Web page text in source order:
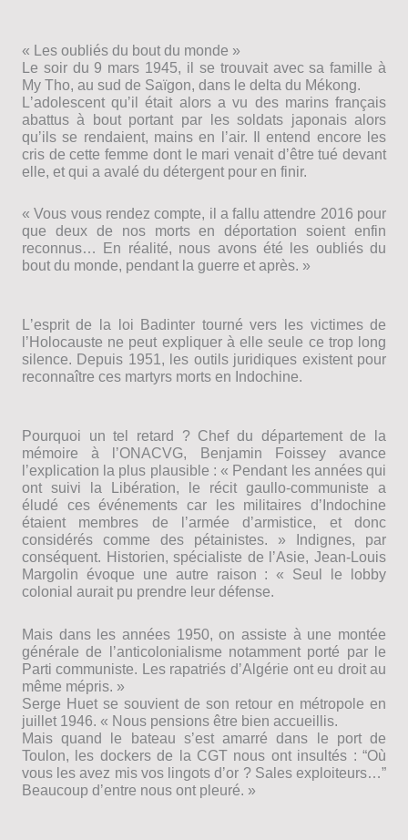
« Les oubliés du bout du monde »
Le soir du 9 mars 1945, il se trouvait avec sa famille à
My Tho, au sud de Saïgon, dans le delta du Mékong.
Lʼadolescent quʼil était alors a vu des marins français
abattus à bout portant par les soldats japonais alors
quʼils se rendaient, mains en lʼair. Il entend encore les
cris de cette femme dont le mari venait dʼêtre tué devant
elle, et qui a avalé du détergent pour en finir.
« Vous vous rendez compte, il a fallu attendre 2016 pour
que deux de nos morts en déportation soient enfin
reconnus… En réalité, nous avons été les oubliés du
bout du monde, pendant la guerre et après. »
Lʼesprit de la loi Badinter tourné vers les victimes de
lʼHolocauste ne peut expliquer à elle seule ce trop long
silence. Depuis 1951, les outils juridiques existent pour
reconnaître ces martyrs morts en Indochine.
Pourquoi un tel retard ? Chef du département de la
mémoire à lʼONACVG, Benjamin Foissey avance
lʼexplication la plus plausible : « Pendant les années qui
ont suivi la Libération, le récit gaullo-communiste a
éludé ces événements car les militaires dʼIndochine
étaient membres de lʼarmée dʼarmistice, et donc
considérés comme des pétainistes. » Indignes, par
conséquent. Historien, spécialiste de lʼAsie, Jean-Louis
Margolin évoque une autre raison : « Seul le lobby
colonial aurait pu prendre leur défense.
Mais dans les années 1950, on assiste à une montée
générale de lʼanticolonialisme notamment porté par le
Parti communiste. Les rapatriés dʼAlgérie ont eu droit au
même mépris. »
Serge Huet se souvient de son retour en métropole en
juillet 1946. « Nous pensions être bien accueillis.
Mais quand le bateau sʼest amarré dans le port de
Toulon, les dockers de la CGT nous ont insultés : “Où
vous les avez mis vos lingots dʼor ? Sales exploiteurs…”
Beaucoup dʼentre nous ont pleuré. »